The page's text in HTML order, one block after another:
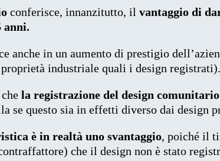
conferisce, innanzitutto, il vantaggio di
anni.
anche in un aumento di prestigio
industriale quali i design registrati).
la registrazione del design comunitario
se questo sia in effetti diverso dai design
è in realtà uno svantaggio, poiché il
che il design non è stato